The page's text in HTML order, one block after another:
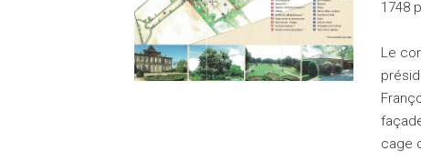
1748
Le
cage